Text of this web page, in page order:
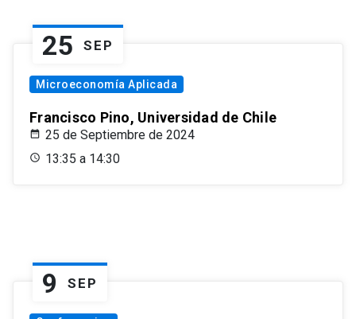
25 SEP
Microeconomía Aplicada
Francisco Pino, Universidad de Chile
25 de Septiembre de 2024
13:35 a 14:30
9 SEP